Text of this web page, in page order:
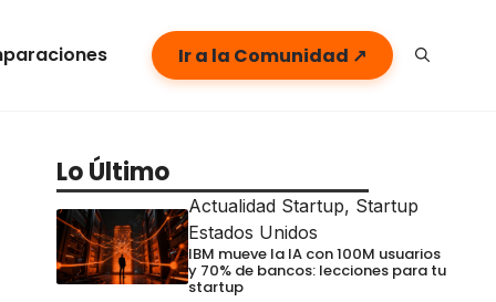
Ir a la Comunidad ↗
Lo Último
Actualidad Startup, Startup
Estados Unidos
IBM mueve la IA con 100M usuarios
y 70% de bancos: lecciones para tu
startup